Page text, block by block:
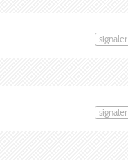
signaler
signaler